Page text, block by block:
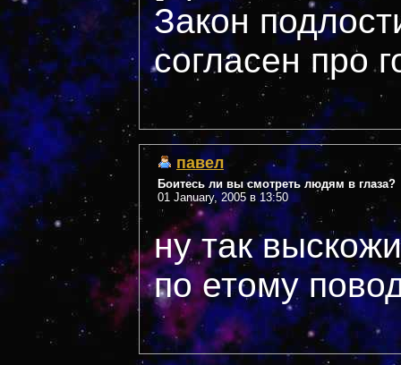
Закон
согласен про
павел
Боитесь ли вы смотреть людям в глаза?
01 January, 2005 в 13:50
ну так
по етому